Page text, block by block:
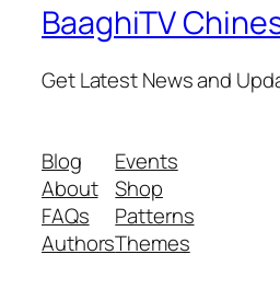
BaaghiTV
Get Latest News and
Blog
About
FAQs
Authors
Events
Shop
Patterns
Themes